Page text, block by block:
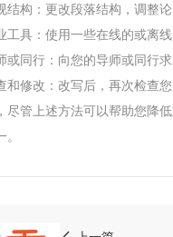
结构：更改段落结构，调整
工具：使用一些在线的或离
或同行：向您的导师或同行
和修改：改写后，再次检查
尽管上述方法可以帮助您降